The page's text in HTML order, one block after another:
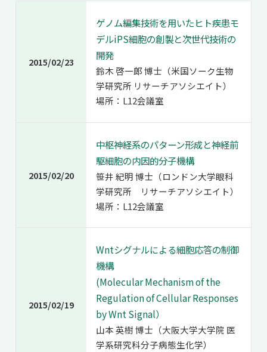
2015/02/23
ゲノム編集技術を用いたヒト疾患モ
デルiPS細胞の創製と次世代技術の
開発
鈴木 啓一郎 博士（米国ソーク生物
学研究所 リサーチアソシエイト）
場所：L12会議室
2015/02/20
中枢神経系のパターン形成と神経前
駆細胞の内因的分子機構
笹井 紀明 博士（ロンドン大学眼科
学研究所 リサーチアソシエイト）
場所：L12会議室
2015/02/19
Wntシグナルによる細胞応答の制御
機構
(Molecular Mechanism of the
Regulation of Cellular Responses
by Wnt Signal）
山本 英樹 博士（大阪大学大学院 医
学系研究科分子病態生化学）